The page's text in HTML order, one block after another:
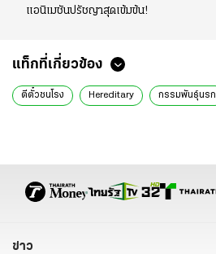
แอนิเมชันปรัชญาสุดเข้มข้น!
แท็กที่เกี่ยวข้อง
ตีตั๋วชนโรง Hereditary กรรมพันธุ์นรก
ข่าว